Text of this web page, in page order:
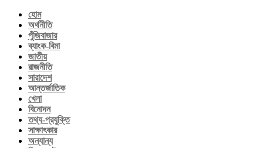
হোম
অর্থনীতি
পুঁজিবাজার
ব্যাংক-বিমা
জাতীয়
রাজনীতি
সারাদেশ
আন্তর্জাতিক
খেলা
বিনোদন
তথ্য-প্রযুক্তি
সাক্ষাৎকার
অন্যান্য